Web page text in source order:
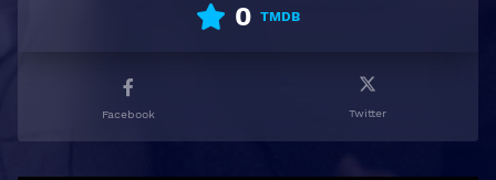
0 TMDB
Facebook Twitter